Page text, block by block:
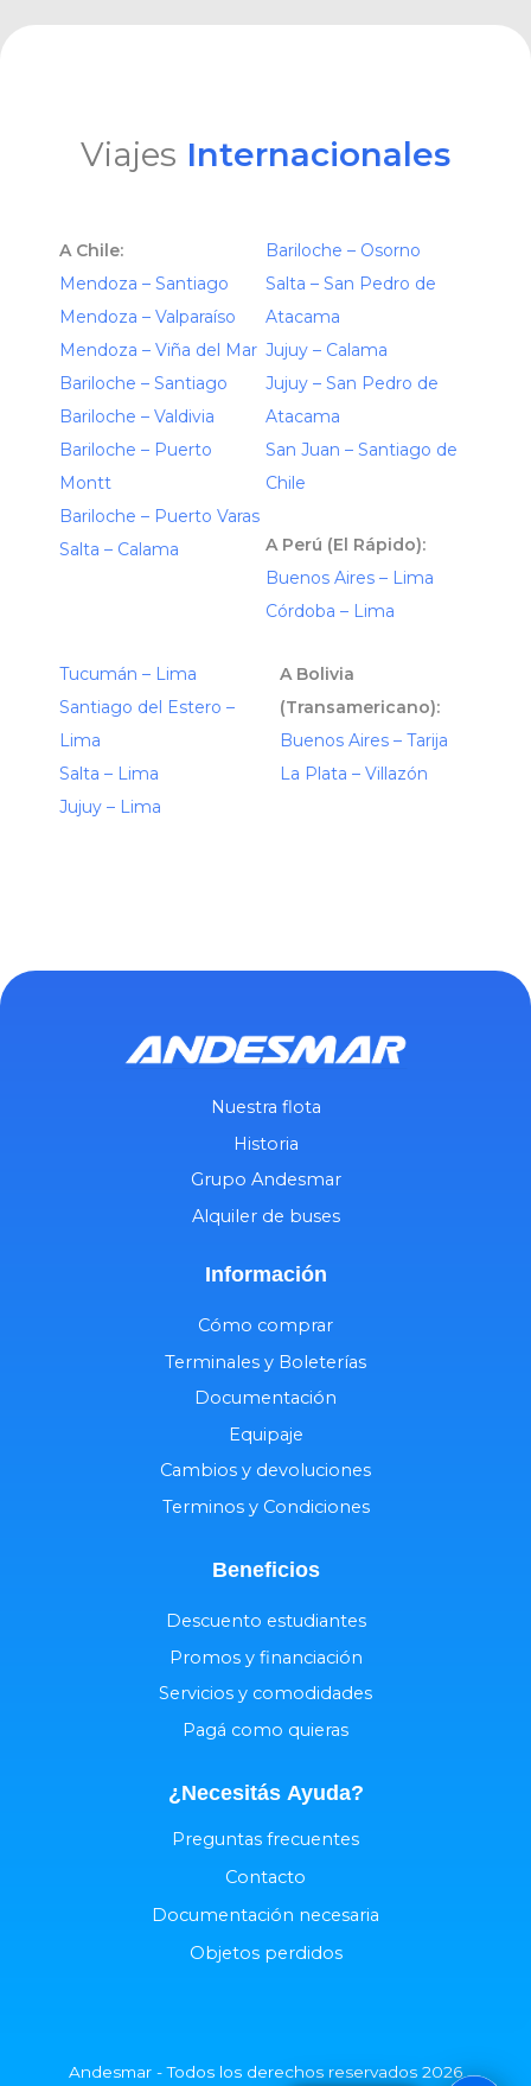
Viajes Internacionales
A Chile:
Mendoza – Santiago
Mendoza – Valparaíso
Mendoza – Viña del Mar
Bariloche – Santiago
Bariloche – Valdivia
Bariloche – Puerto
Montt
Bariloche – Puerto Varas
Salta – Calama
Bariloche – Osorno
Salta – San Pedro de
Atacama
Jujuy – Calama
Jujuy – San Pedro de
Atacama
San Juan – Santiago de
Chile
A Perú (El Rápido):
Buenos Aires – Lima
Córdoba – Lima
Tucumán – Lima
Santiago del Estero –
Lima
Salta – Lima
Jujuy – Lima
A Bolivia
(Transamericano):
Buenos Aires – Tarija
La Plata – Villazón
Nuestra flota
Historia
Grupo Andesmar
Alquiler de buses
Información
Cómo comprar
Terminales y Boleterías
Documentación
Equipaje
Cambios y devoluciones
Terminos y Condiciones
Beneficios
Descuento estudiantes
Promos y financiación
Servicios y comodidades
Pagá como quieras
¿Necesitás Ayuda?
Preguntas frecuentes
Contacto
Documentación necesaria
Objetos perdidos
Andesmar - Todos los derechos reservados 2026